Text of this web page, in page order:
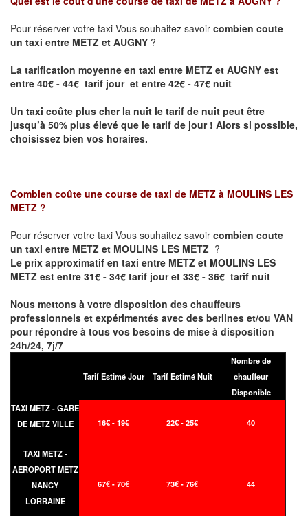
Pour réserver votre taxi Vous souhaitez savoir combien coute
un taxi entre METZ et AUGNY ?
La tarification moyenne en taxi entre METZ et AUGNY est
entre 40€ - 44€ tarif jour et entre 42€ - 47€ nuit
Un taxi coûte plus cher la nuit le tarif de nuit peut être
jusqu’à 50% plus élevé que le tarif de jour ! Alors si possible,
choisissez bien vos horaires.
Combien coûte une course de taxi de METZ à MOULINS LES
METZ ?
Pour réserver votre taxi Vous souhaitez savoir combien coute
un taxi entre METZ et MOULINS LES METZ ?
Le prix approximatif en taxi entre METZ et MOULINS LES
METZ est entre 31€ - 34€ tarif jour et 33€ - 36€ tarif nuit
Nous mettons à votre disposition des chauffeurs
professionnels et expérimentés avec des berlines et/ou VAN
pour répondre à tous vos besoins de mise à disposition
24h/24, 7j/7
Tarif Estimé Jour Tarif Estimé Nuit
Nombre de
chauffeur
Disponible
TAXI METZ - GARE
DE METZ VILLE
16€ - 19€ 22€ - 25€ 40
TAXI METZ -
AEROPORT METZ
NANCY
LORRAINE
67€ - 70€ 73€ - 76€ 44